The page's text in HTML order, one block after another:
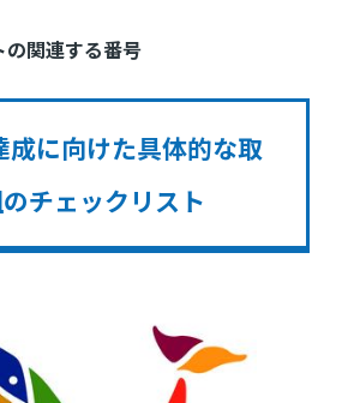
関連する番号
成に向けた具体的な取
チェックリスト